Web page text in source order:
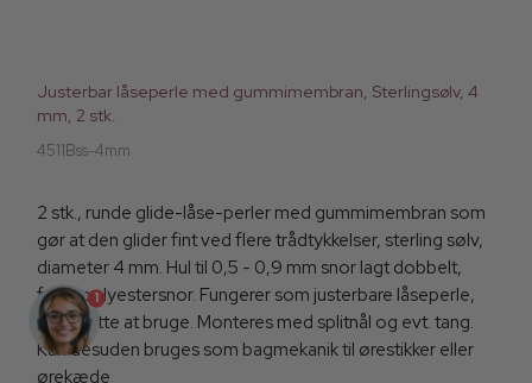
Justerbar låseperle med gummimembran, Sterlingsølv, 4
mm, 2 stk.
4511Bss-4mm
2 stk., runde glide-låse-perler med gummimembran som
gør at den glider fint ved flere trådtykkelser, sterling sølv,
diameter 4 mm. Hul til 0,5 - 0,9 mm snor lagt dobbelt,
f.eks. polyestersnor. Fungerer som justerbare låseperle,
og er lette at bruge. Monteres med splitnål og evt. tang.
Kan desuden bruges som bagmekanik til ørestikker eller
ørekæde
1